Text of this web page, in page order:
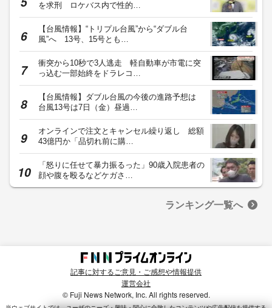
を求刑 ロケバス内で性的…
【台風情報】“トリプル台風”から“ダブル台
風”へ 13号、15号とも…
衝突から10秒で3人逃走 軽自動車が市電に突
っ込む一部始終をドラレコ…
【台風情報】ダブル台風の今後の進路予想は
台風13号は7日（金）昼過…
オンラインで注文とキャンセル繰り返し 総額
43億円か「品切れ前に購…
「怒りに任せて暴力振るった」90歳入院患者の
顔や腹を殴るなどケガさ…
ランキング一覧へ
記事に対するご意見・ご感想や情報提供
運営会社
© Fuji News Network, Inc. All rights reserved.